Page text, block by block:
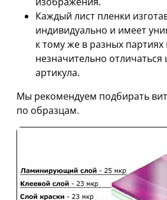
Каждый лист пленки
индивидуально и имеет
к тому же в разных
незначительно отличаться
артикула.
Мы рекомендуем подбирать
по образцам.